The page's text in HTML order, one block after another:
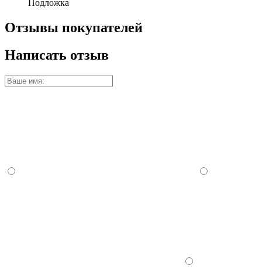
Подложка
Отзывы покупателей
Написать отзыв